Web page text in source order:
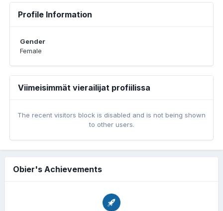
Profile Information
Gender
Female
Viimeisimmät vierailijat profiilissa
The recent visitors block is disabled and is not being shown
to other users.
Obier's Achievements